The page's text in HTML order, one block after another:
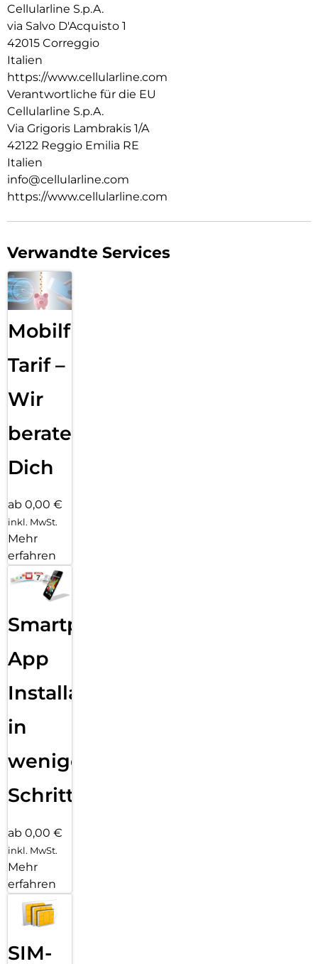
Cellularline S.p.A.
via Salvo D'Acquisto 1
42015 Correggio
Italien
https://www.cellularline.com
Verantwortliche für die EU
Cellularline S.p.A.
Via Grigoris Lambrakis 1/A
42122 Reggio Emilia RE
Italien
info@cellularline.com
https://www.cellularline.com
Verwandte Services
Mobilfunk
Tarif –
Wir
beraten
Dich
ab 0,00 €
inkl. MwSt.
Mehr
erfahren
Smartphone
App
Installation
in
wenigen
Schritten
ab 0,00 €
inkl. MwSt.
Mehr
erfahren
SIM-